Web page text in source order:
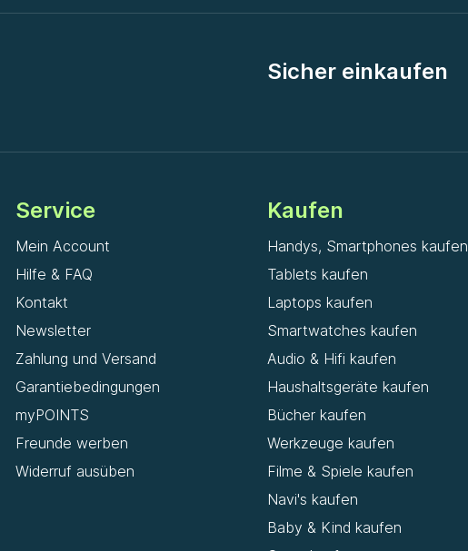
Sicher einkaufen
Service
Mein Account
Hilfe & FAQ
Kontakt
Newsletter
Zahlung und Versand
Garantiebedingungen
myPOINTS
Freunde werben
Widerruf ausüben
Kaufen
Handys, Smartphones kaufen
Tablets kaufen
Laptops kaufen
Smartwatches kaufen
Audio & Hifi kaufen
Haushaltsgeräte kaufen
Bücher kaufen
Werkzeuge kaufen
Filme & Spiele kaufen
Navi's kaufen
Baby & Kind kaufen